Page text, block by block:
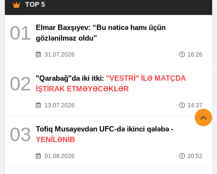
TOP 5
01
Elmar Baxşıyev: “Bu nəticə hamı üçün
gözlənilməz oldu”
31.07.2026 16:26
02 "Qarabağ"da iki itki: "VESTRİ" İLƏ MATÇDA
İŞTİRAK ETMƏYƏCƏKLƏR
13.07.2026 14:37
03
Tofiq Musayevdən UFC-də ikinci qələbə -
YENİLƏNİB
01.08.2026 20:52